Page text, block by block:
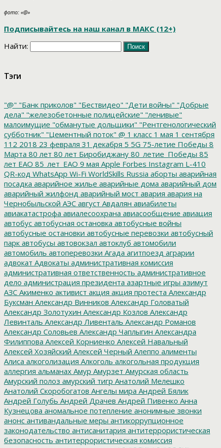
фото: «@»
Подписывайтесь на наш канал в МАКС (12+)
Найти:
Тэги
"@" "Банк приколов" "Бествидео" "Дети войны" "Добрые
дела" "железобетонные полицейские" "ленивые"
малоимущие "обманутые дольщики" "Рентгенологический
субботник" "Цементный поток" @ 1 класс 1 мая 1 сентября
112 2018 23 февраля 31 декабря 5 5G 75-летие Победы 8
Марта 80 лет 80 лет Биробиджану 80_летие_Победы 85
лет ЕАО 85_лет_ЕАО 9 мая Apple Forbes Instagram L-410
QR-код WhatsApp Wi-Fi WorldSkills Russia аборты аварийная
посадка аварийное жилье аварийные дома аварийный дом
аварийный жилфонд аварийный мост авария авария на
Чернобыльской АЭС август Авдалян авиабилеты
авиакатастрофа авиалесоохрана авиасообщение авиация
автобус автобусная остановка автобусные войны
автобусные остановки автобусные перевозки автобусный
парк автобусы автовокзал автоклуб автомобили
автомобиль автоперевозки Агада агитпоезд аграрии
адвокат Адвокаты административная комиссия
административная ответственность административное
дело администрация президента азартные игры азимут
АЗС Акименко активист акция акция протеста Александр
Буксман Александр Винников Александр Головатый
Александр Золотухин Александр Козлов Александр
Левинталь Александр Ливенталь Александр Романов
Александр Соловьев Александр Чаплыгин Александра
Филиппова Алексей Корниенко Алексей Навальный
Алексей Хозяйский Алексей Черный Алеппо алименты
Алиса алкоголизация Алкоголь алкогольная продукция
аллергия альманах Амур Амурзет Амурская область
Амурский полоз амурский тигр Анатолий Мелешко
Анатолий Скоробогатов Ангелы мира Андрей Бялик
Андрей Голубь Андрей Драчев Андрей Пивенко Анна
Кузнецова аномальное потепление анонимные звонки
анонс антивандальные меры антикоррупционное
законодательство антисанитария антитеррористическая
безопасность антитеррористическая комиссия